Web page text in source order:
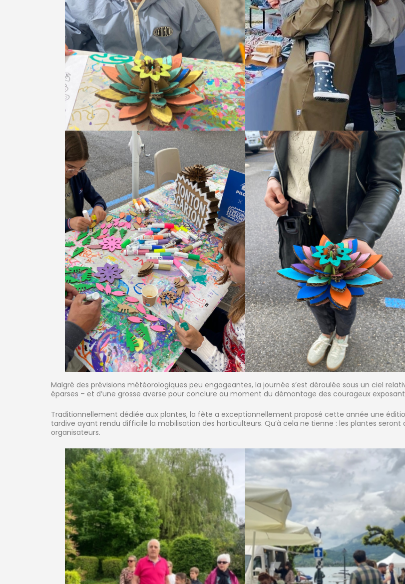
Malgré des prévisions météorologiques peu engageantes, la journée s’est déroulée sous un ciel
éparses – et d’une grosse averse pour conclure au moment du démontage des courageux
Traditionnellement dédiée aux plantes, la fête a exceptionnellement proposé cette année une
tardive ayant rendu difficile la mobilisation des horticulteurs. Qu’à cela ne tienne : les plantes
organisateurs.